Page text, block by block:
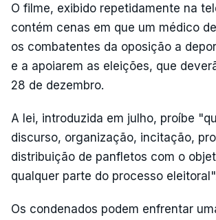
O filme, exibido repetidamente na
contém cenas em que um médico
os combatentes da oposição a
e a apoiarem as eleições, que
28 de dezembro.
A lei, introduzida em julho, proíbe
discurso, organização, incitação,
distribuição de panfletos com o
qualquer parte do processo
Os condenados podem enfrentar